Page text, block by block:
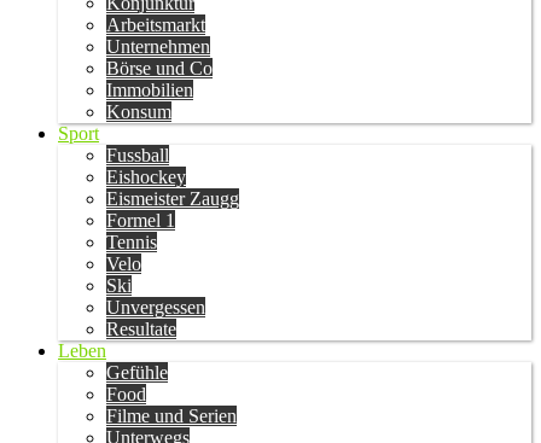
Arbeitsmarkt
Unternehmen
Börse und Co
Immobilien
Konsum
Sport
Fussball
Eishockey
Eismeister Zaugg
Formel 1
Tennis
Velo
Ski
Unvergessen
Resultate
Leben
Gefühle
Food
Filme und Serien
Unterwegs